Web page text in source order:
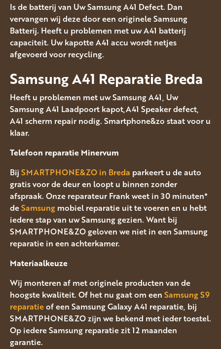
Is de batterij van Uw Samsung A41 Defect. Dan
vervangen wij deze door een originele Samsung
Batterij. Heeft u problemen met uw A41 batterij
capaciteit. Uw kapotte A41 accu wordt netjes
afgevoerd voor recycling.
Samsung A41 Reparatie Breda
Heeft u problemen met uw Samsung A41, Uw
Samsung A41 Laadpoort kapot,A41 Speaker defect,
A41 scherm repair nodig. Smartphone&zo staat voor u
klaar.
Telefoon reparatie Minervum
Bij SMARTPHONE&ZO in Breda parkeert u de auto
gratis voor de deur en loopt u binnen zonder
afspraak. Onze reparateur Frank weet in 30 minuten*
deSamsung mobiel reparatie uit te voeren en u hebt
iedere stap van uw Samsung gezien. Want bij
SMARTPHONE&ZO geloven we niet in een Samsung
reparatie in een achterkamer.
Materiaalkeuze
Wij monteren af met originele producten van de
hoogste kwaliteit. Of het nu gaat om een Samsung S9
reparatieof een Samsung Galaxy A41 reparatie, bij
SMARTPHONE&ZO zijn we bekend met ieder toestel.
Op iedere Samsung reparatie zit 12 maanden
garantie.